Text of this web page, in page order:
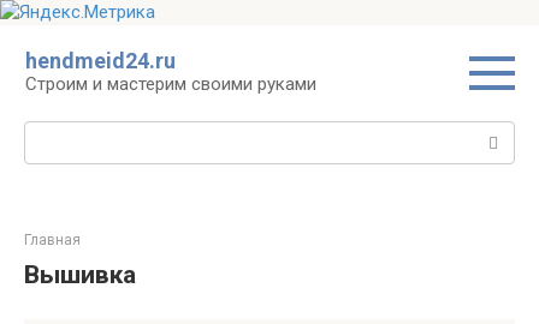
контенту
hendmeid24.ru
Строим и мастерим своими руками
Поиск:
Главная
Вышивка